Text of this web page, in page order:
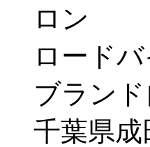
ロード
ブラン
千葉県成